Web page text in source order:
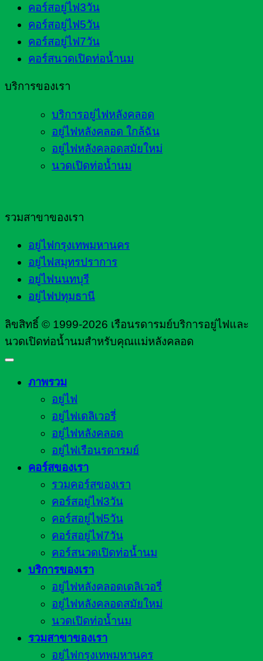
คอร์สอยู่ไฟ3วัน
คอร์สอยู่ไฟ5วัน
คอร์สอยู่ไฟ7วัน
คอร์สนวดเปิดท่อน้ำนม
บริการของเรา
บริการอยู่ไฟหลังคลอด
อยู่ไฟหลังคลอด ใกล้ฉัน
อยู่ไฟหลังคลอดสมัยใหม่
นวดเปิดท่อน้ำนม
รวมสาขาของเรา
อยู่ไฟกรุงเทพมหานคร
อยู่ไฟสมุทรปราการ
อยู่ไฟนนทบุรี
อยู่ไฟปทุมธานี
ลิขสิทธิ์ © 1999-2026 เรือนรดารมย์บริการอยู่ไฟและ
นวดเปิดท่อน้ำนมสำหรับคุณแม่หลังคลอด
ภาพรวม
อยู่ไฟ
อยู่ไฟเดลิเวอรี่
อยู่ไฟหลังคลอด
อยู่ไฟเรือนรดารมย์
คอร์สของเรา
รวมคอร์สของเรา
คอร์สอยู่ไฟ3วัน
คอร์สอยู่ไฟ5วัน
คอร์สอยู่ไฟ7วัน
คอร์สนวดเปิดท่อน้ำนม
บริการของเรา
อยู่ไฟหลังคลอดเดลิเวอรี่
อยู่ไฟหลังคลอดสมัยใหม่
นวดเปิดท่อน้ำนม
รวมสาขาของเรา
อยู่ไฟกรุงเทพมหานคร